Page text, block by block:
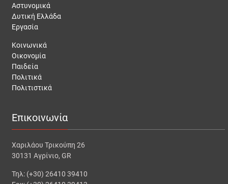
Αστυνομικά
Δυτική Ελλάδα
Εργασία
Κοινωνικά
Οικονομία
Παιδεία
Πολιτικά
Πολιτιστικά
Επικοινωνία
Χαριλάου Τρικούπη 26
30131 Αγρίνιο, GR
Τηλ: (+30) 26410 39410